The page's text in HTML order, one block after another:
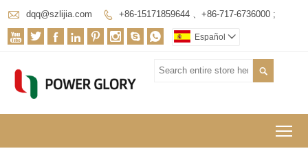
 dqq@szlijia.com  +86-15171859644 、+86-717-6736000 ;
        Español 
